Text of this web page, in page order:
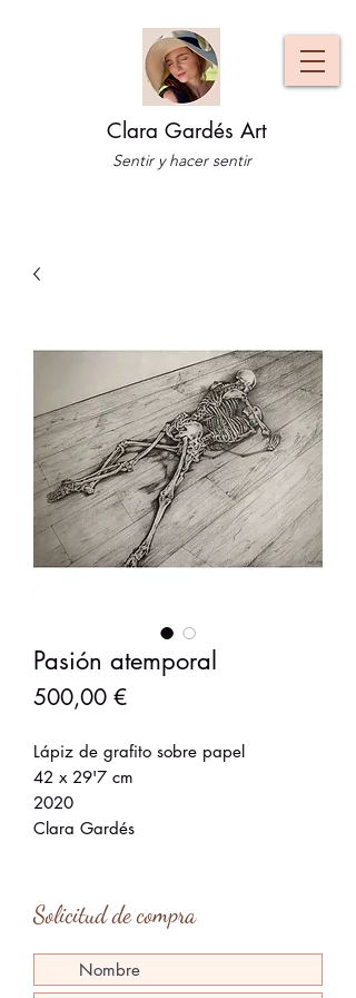
Clara Gardés Art
Sentir y hacer sentir
Pasión atemporal
500,00 €Precio
Lápiz de grafito sobre papel
42 x 29'7 cm
2020
Clara Gardés
Solicitud de compra